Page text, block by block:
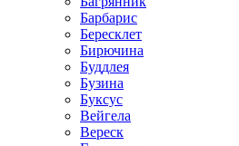
Барбарис
Бересклет
Бирючина
Буддлея
Бузина
Буксус
Вейгела
Вереск